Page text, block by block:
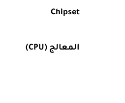
Chipset
المعالج (CPU)